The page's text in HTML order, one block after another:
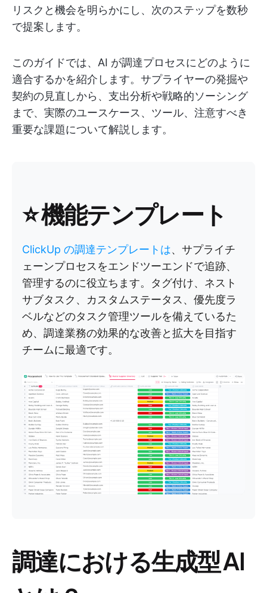
リスクと機会を明らかにし、次のステップを数秒
で提案します。
このガイドでは、AI が調達プロセスにどのように
適合するかを紹介します。サプライヤーの発掘や
契約の見直しから、支出分析や戦略的ソーシング
まで、実際のユースケース、ツール、注意すべき
重要な課題について解説します。
⭐️ 機能テンプレート
ClickUp の調達テンプレートは、サプライチ
ェーンプロセスをエンドツーエンドで追跡、
管理するのに役立ちます。タグ付け、ネスト
サブタスク、カスタムステータス、優先度ラ
ベルなどのタスク管理ツールを備えているた
め、調達業務の効果的な改善と拡大を目指す
チームに最適です。
調達における生成型 AI